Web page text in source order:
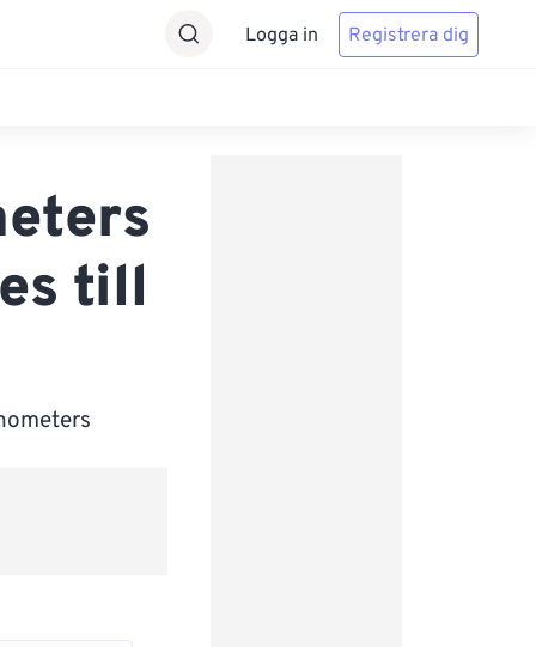
Logga in Registrera dig
till